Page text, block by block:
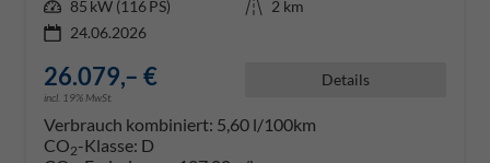
Leistung 85 kW (116 PS) Kilometerstand 2 km
24.06.2026
26.079,– €
incl. 19% MwSt.
Details
Verbrauch kombiniert: 5,60 l/100km
CO2-Klasse: D